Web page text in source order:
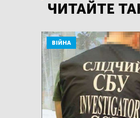
ЧИТАЙТЕ
ВІЙНА